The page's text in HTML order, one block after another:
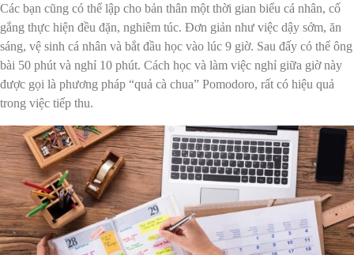
Các bạn cũng có thể lập cho bản thân một thời gian biểu cá nhân, cố
gắng thực hiện đều đặn, nghiêm túc. Đơn giản như việc dậy sớm, ăn
sáng, vệ sinh cá nhân và bắt đầu học vào lúc 9 giờ. Sau đấy có thể ông
bài 50 phút và nghỉ 10 phút. Cách học và làm việc nghỉ giữa giờ này
được gọi là phương pháp “quả cà chua” Pomodoro, rất có hiệu quả
trong việc tiếp thu.